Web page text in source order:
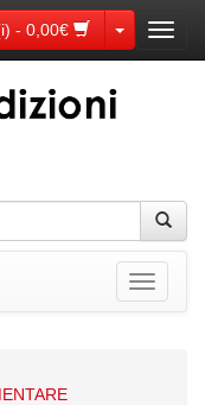
- 0,00€ Toggle
Toggle